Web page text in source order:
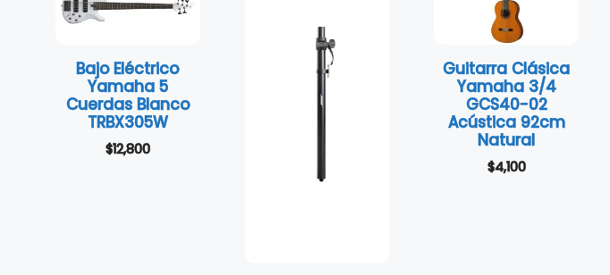
Bajo Eléctrico
Yamaha 5
Cuerdas Blanco
TRBX305W
$12,800
Guitarra Clásica
Yamaha 3/4
GCS40-02
Acústica 92cm
Natural
$4,100